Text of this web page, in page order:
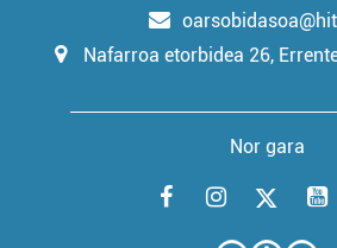
Nafarroa etorbidea 26,
Nor gara